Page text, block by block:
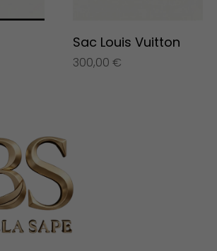
Sac Louis Vuitton
300,00 €